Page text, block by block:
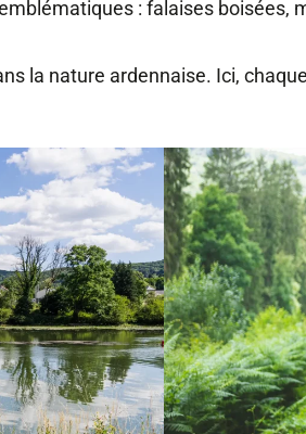
: falaises boisées,
la nature ardennaise. Ici,